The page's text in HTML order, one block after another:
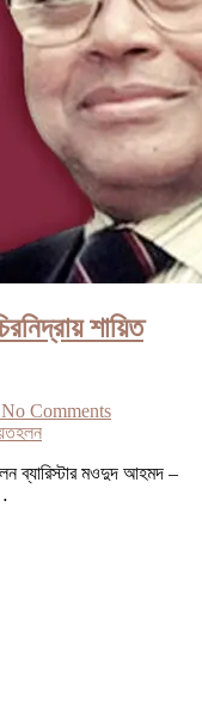
শায়িত
No Comments
হলন
ব্যারিস্টার মওদুদ আহমদ –